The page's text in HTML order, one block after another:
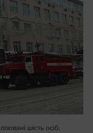
шість осіб,